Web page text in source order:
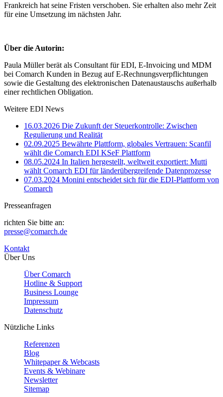
Frankreich hat seine Fristen verschoben. Sie erhalten also mehr Zeit
für eine Umsetzung im nächsten Jahr.
Über die Autorin:
Paula Müller berät als Consultant für EDI, E-Invoicing und MDM
bei Comarch Kunden in Bezug auf E-Rechnungsverpflichtungen
sowie die Gestaltung des elektronischen Datenaustauschs außerhalb
einer rechtlichen Obligation.
Weitere EDI News
16.03.2026 Die Zukunft der Steuerkontrolle: Zwischen
Regulierung und Realität
02.09.2025 Bewährte Plattform, globales Vertrauen: Scanfil
wählt die Comarch EDI KSeF Plattform
08.05.2024 In Italien hergestellt, weltweit exportiert: Mutti
wählt Comarch EDI für länderübergreifende Datenprozesse
07.03.2024 Monini entscheidet sich für die EDI-Plattform von
Comarch
Presseanfragen
richten Sie bitte an:
presse@comarch.de
Kontakt
Über Uns
Über Comarch
Hotline & Support
Business Lounge
Impressum
Datenschutz
Nützliche Links
Referenzen
Blog
Whitepaper & Webcasts
Events & Webinare
Newsletter
Sitemap